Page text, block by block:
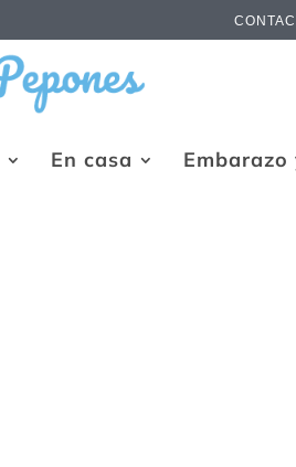
En casa